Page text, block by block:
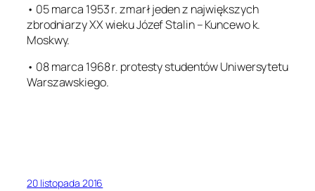
• 05 marca 1953 r. zmarł jeden z największych
zbrodniarzy XX wieku Józef Stalin – Kuncewo k.
Moskwy.
• 08 marca 1968 r. protesty studentów Uniwersytetu
Warszawskiego.
20 listopada 2016